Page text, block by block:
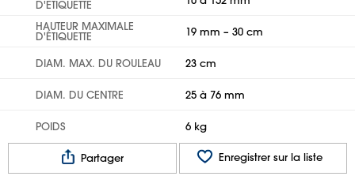
D'ÉTIQUETTE
HAUTEUR MAXIMALE
D'ÉTIQUETTE 19 mm – 30 cm
DIAM. MAX. DU ROULEAU 23 cm
DIAM. DU CENTRE 25 à 76 mm
POIDS 6 kg
Partager Enregistrer sur la liste